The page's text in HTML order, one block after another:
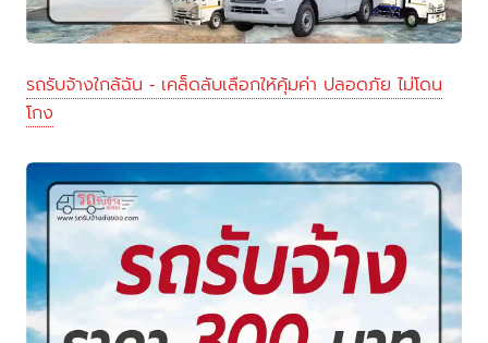
รถรับจ้างใกล้ฉัน - เคล็ดลับเลือกให้คุ้มค่า ปลอดภัย ไม่โดน
โกง